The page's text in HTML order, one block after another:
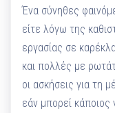
Ένα σύνηθες
είτε λόγω της
εργασίας σε
και πολλές με
οι ασκήσεις για τη
εάν μπορεί κάποιος